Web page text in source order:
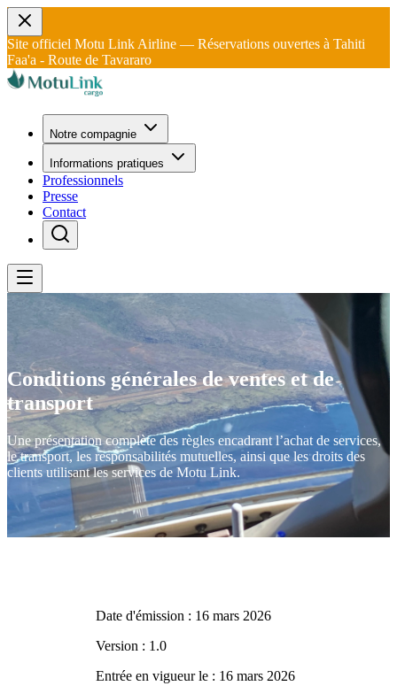
Site officiel Motu Link Airline — Réservations ouvertes à Tahiti
Faa'a - Route de Tavararo
Notre compagnie
Informations pratiques
Professionnels
Presse
Contact
Conditions générales de ventes et de
transport
Une présentation complète des règles encadrant l’achat de services,
le transport, les responsabilités mutuelles, ainsi que les droits des
clients utilisant les services de Motu Link.
Date d'émission : 16 mars 2026
Version : 1.0
Entrée en vigueur le : 16 mars 2026